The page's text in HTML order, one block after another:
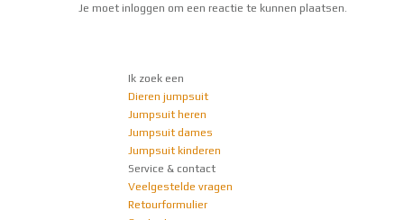
Je moet inloggen om een reactie te kunnen plaatsen.
Ik zoek een
Dieren jumpsuit
Jumpsuit heren
Jumpsuit dames
Jumpsuit kinderen
Service & contact
Veelgestelde vragen
Retourformulier